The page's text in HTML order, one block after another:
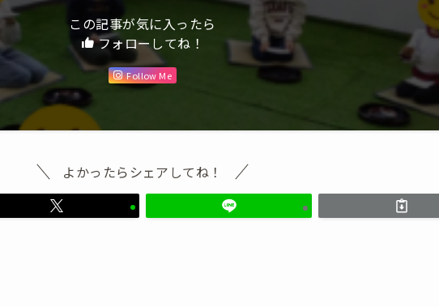
この記事が気に入ったら
フォローしてね！
Follow Me
よかったらシェアしてね！